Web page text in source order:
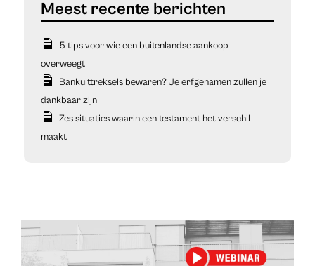
5 tips voor wie een buitenlandse aankoop
overweegt
Bankuittreksels bewaren? Je erfgenamen zullen je
dankbaar zijn
Zes situaties waarin een testament het verschil
maakt